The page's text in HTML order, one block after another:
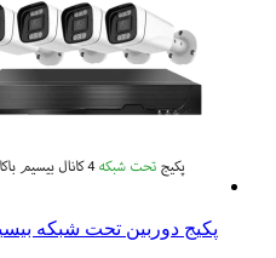
پکیج دوربین تحت شبکه بیسیم 4 عدد